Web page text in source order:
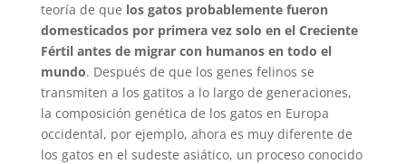
teoría de que los gatos probablemente fueron
domesticados por primera vez solo en el Creciente
Fértil antes de migrar con humanos en todo el
mundo. Después de que los genes felinos se
transmiten a los gatitos a lo largo de generaciones,
la composición genética de los gatos en Europa
occidental, por ejemplo, ahora es muy diferente de
los gatos en el sudeste asiático, un proceso conocido